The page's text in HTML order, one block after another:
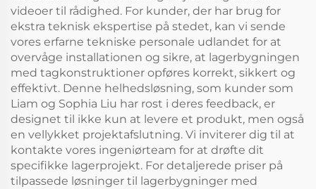
videoer til rådighed. For kunder, der har brug for
ekstra teknisk ekspertise på stedet, kan vi sende
vores erfarne tekniske personale udlandet for at
overvåge installationen og sikre, at lagerbygningen
med tagkonstruktioner opføres korrekt, sikkert og
effektivt. Denne helhedsløsning, som kunder som
Liam og Sophia Liu har rost i deres feedback, er
designet til ikke kun at levere et produkt, men også
en vellykket projektafslutning. Vi inviterer dig til at
kontakte vores ingeniørteam for at drøfte dit
specifikke lagerprojekt. For detaljerede priser på
tilpassede løsninger til lagerbygninger med